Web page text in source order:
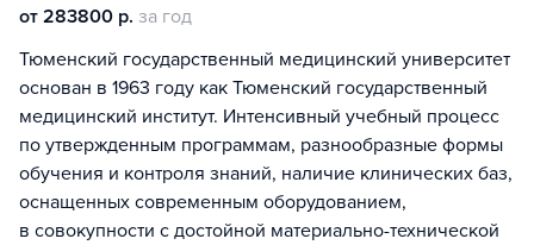
от 283800 р. за год
Тюменский государственный медицинский университет
основан в 1963 году как Тюменский государственный
медицинский институт. Интенсивный учебный процесс
по утвержденным программам, разнообразные формы
обучения и контроля знаний, наличие клинических баз,
оснащенных современным оборудованием,
в совокупности с достойной материально-технической